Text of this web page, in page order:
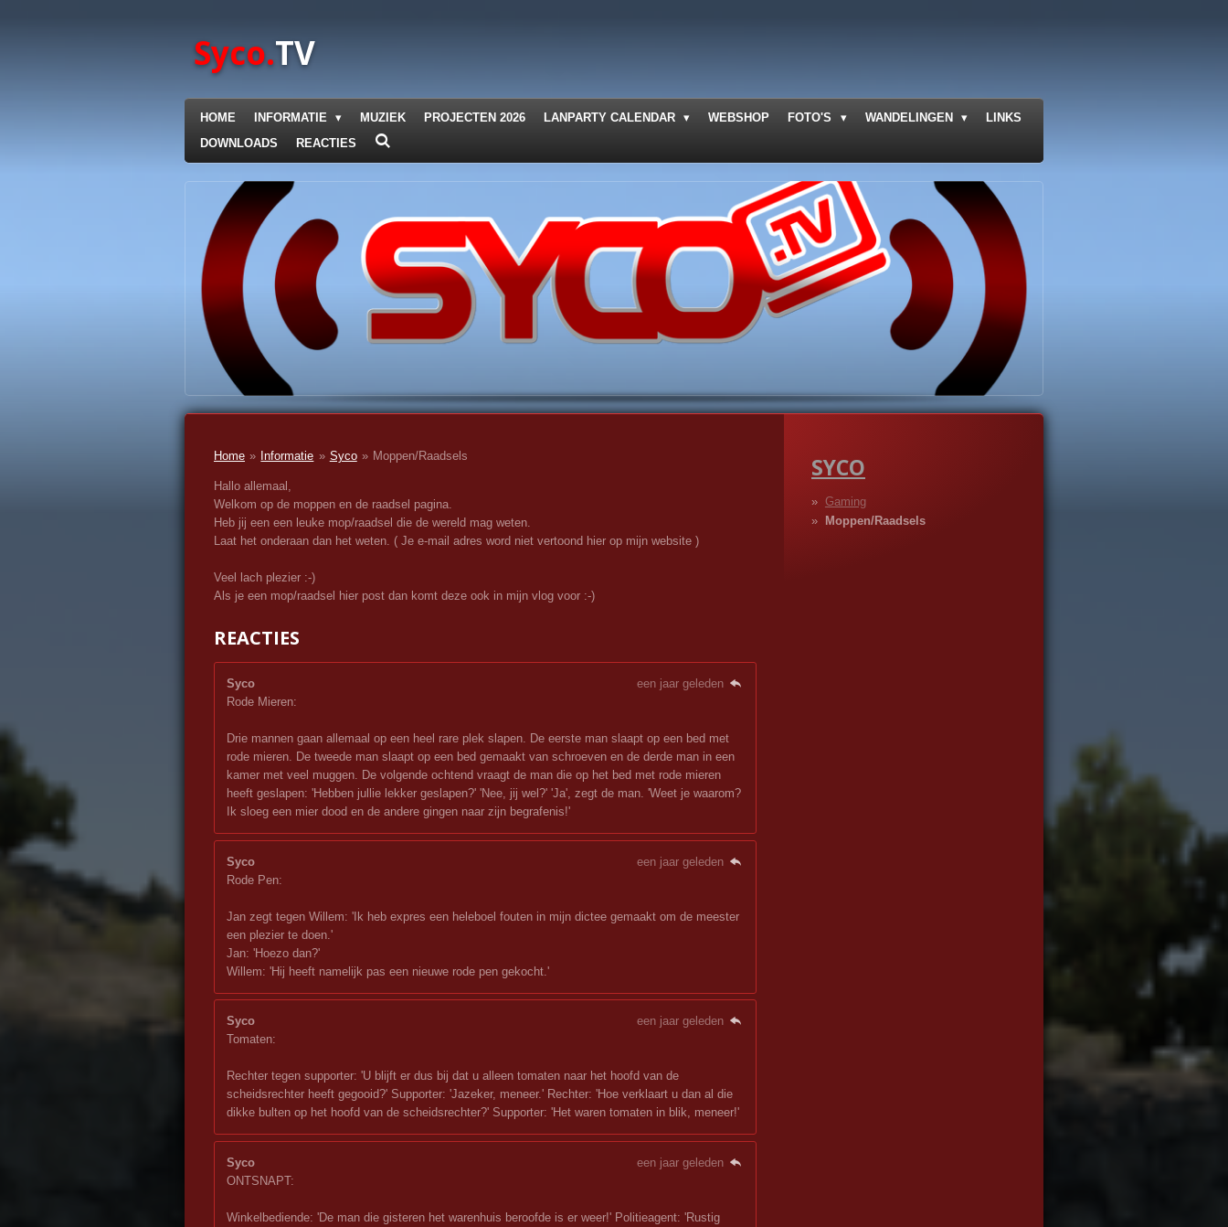
Syco.TV
HOME INFORMATIE MUZIEK PROJECTEN 2026 LANPARTY CALENDAR WEBSHOP FOTO'S WANDELINGEN
LINKS
DOWNLOADS
REACTIES
Home » Informatie » Syco » Moppen/Raadsels
Hallo allemaal,
Welkom op de moppen en de raadsel pagina.
Heb jij een een leuke mop/raadsel die de wereld mag weten.
Laat het onderaan dan het weten. ( Je e-mail adres word niet vertoond hier op mijn website )
Veel lach plezier :-)
Als je een mop/raadsel hier post dan komt deze ook in mijn vlog voor :-)
REACTIES
Syco
een jaar geleden
Rode Mieren:
Drie mannen gaan allemaal op een heel rare plek slapen. De eerste man slaapt op een bed met
rode mieren. De tweede man slaapt op een bed gemaakt van schroeven en de derde man in een
kamer met veel muggen. De volgende ochtend vraagt de man die op het bed met rode mieren
heeft geslapen: 'Hebben jullie lekker geslapen?' 'Nee, jij wel?' 'Ja', zegt de man. 'Weet je waarom?
Ik sloeg een mier dood en de andere gingen naar zijn begrafenis!'
Syco
een jaar geleden
Rode Pen:
Jan zegt tegen Willem: 'Ik heb expres een heleboel fouten in mijn dictee gemaakt om de meester
een plezier te doen.'
Jan: 'Hoezo dan?'
Willem: 'Hij heeft namelijk pas een nieuwe rode pen gekocht.'
Syco
een jaar geleden
Tomaten:
Rechter tegen supporter: 'U blijft er dus bij dat u alleen tomaten naar het hoofd van de
scheidsrechter heeft gegooid?' Supporter: 'Jazeker, meneer.' Rechter: 'Hoe verklaart u dan al die
dikke bulten op het hoofd van de scheidsrechter?' Supporter: 'Het waren tomaten in blik, meneer!'
Syco
een jaar geleden
ONTSNAPT:
Winkelbediende: 'De man die gisteren het warenhuis beroofde is er weer!' Politieagent: 'Rustig
SYCO
Gaming
Moppen/Raadsels